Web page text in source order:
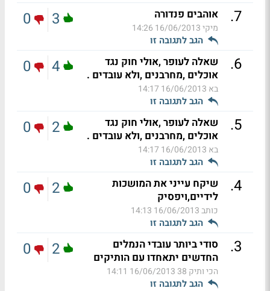
7
. אוהבים פנדורה
מיקי16/06/2013 14:26
הגב לתגובה זו
3
0
6
.
שאלה לעופר ,אולי חוק נגד
אוכלים ,מחרבנים ,ולא עובדים .
בא 16/06/2013 14:17
הגב לתגובה זו
4
0
5
.
שאלה לעופר ,אולי חוק נגד
אוכלים ,מחרבנים ,ולא עובדים .
בא 16/06/2013 14:17
הגב לתגובה זו
2
0
4
.
שיקח עייני את המושכות
לידיים,ויפסיק
כותב16/06/2013 14:13
הגב לתגובה זו
2
0
3
.
סודי ביותר עובדי הנמלים
החדשים יתאחדו עם הותיקים
הכי ותיק 38 16/06/2013 14:11
הגב לתגובה זו
2
0